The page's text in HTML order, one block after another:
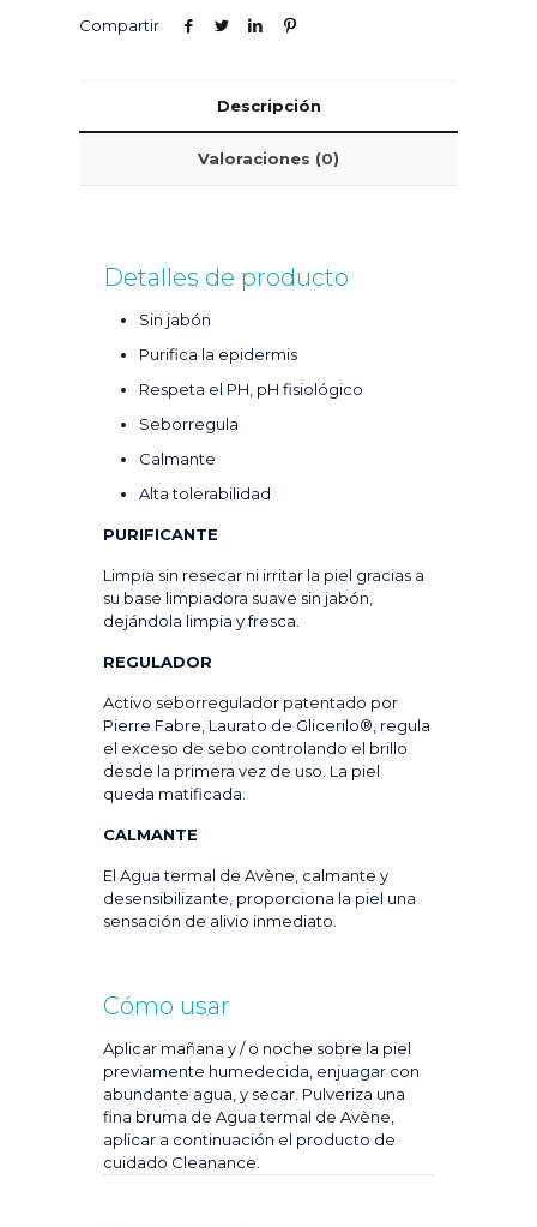
Compartir
Descripción
Valoraciones (0)
Detalles de producto
Sin jabón
Purifica la epidermis
Respeta el PH, pH fisiológico
Seborregula
Calmante
Alta tolerabilidad
PURIFICANTE
Limpia sin resecar ni irritar la piel gracias a
su base limpiadora suave sin jabón,
dejándola limpia y fresca.
REGULADOR
Activo seborregulador patentado por
Pierre Fabre, Laurato de Glicerilo®, regula
el exceso de sebo controlando el brillo
desde la primera vez de uso. La piel
queda matificada.
CALMANTE
El Agua termal de Avène, calmante y
desensibilizante, proporciona la piel una
sensación de alivio inmediato.
Cómo usar
Aplicar mañana y / o noche sobre la piel
previamente humedecida, enjuagar con
abundante agua, y secar. Pulveriza una
fina bruma de Agua termal de Avène,
aplicar a continuación el producto de
cuidado Cleanance.